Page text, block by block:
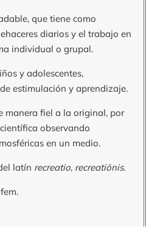
que tiene como
diarios y el trabajo en
individual o grupal.
y adolescentes,
estimulación y aprendizaje.
manera fiel a la original, por
observando
en un medio.
latín recreatio, recreatiōnis.